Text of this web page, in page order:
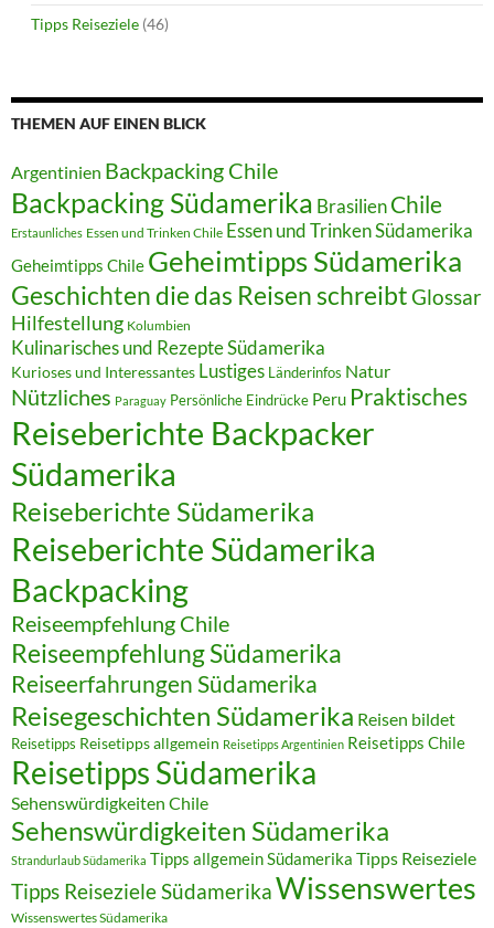
Tipps Reiseziele (46)
THEMEN AUF EINEN BLICK
Argentinien Backpacking Chile
Backpacking Südamerika Brasilien Chile
Erstaunliches Essen und Trinken Chile Essen und Trinken Südamerika
Geheimtipps Chile Geheimtipps Südamerika
Geschichten die das Reisen schreibtGlossar
Hilfestellung Kolumbien
Kulinarisches und Rezepte Südamerika
Kurioses und Interessantes Lustiges Länderinfos Natur
Nützliches Paraguay Persönliche Eindrücke Peru Praktisches
Reiseberichte Backpacker
Südamerika
Reiseberichte Südamerika
Reiseberichte Südamerika
Backpacking
Reiseempfehlung Chile
Reiseempfehlung Südamerika
Reiseerfahrungen Südamerika
Reisegeschichten Südamerika Reisen bildet
Reisetipps Reisetipps allgemein Reisetipps Argentinien Reisetipps Chile
Reisetipps Südamerika
Sehenswürdigkeiten Chile
Sehenswürdigkeiten Südamerika
Strandurlaub Südamerika Tipps allgemein Südamerika Tipps Reiseziele
Tipps Reiseziele SüdamerikaWissenswertes
Wissenswertes Südamerika